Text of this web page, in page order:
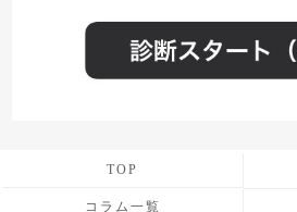
TOP
コラム一覧